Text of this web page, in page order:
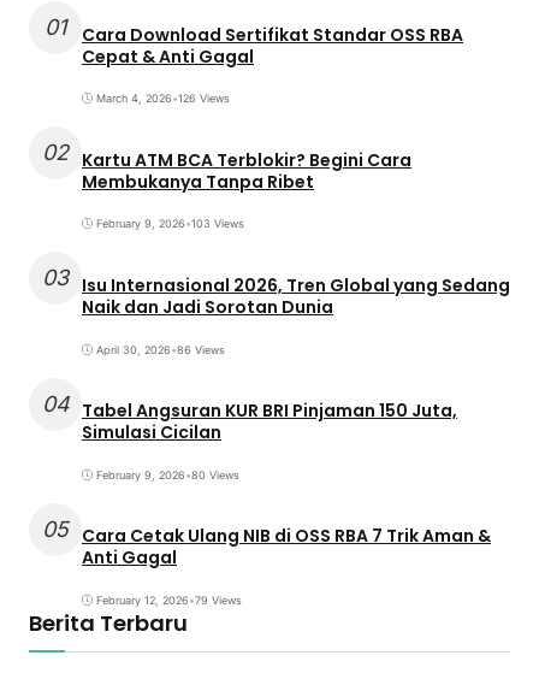
01
Cara Download Sertifikat Standar OSS RBA
Cepat & Anti Gagal
March 4, 2026•126 Views
02 Kartu ATM BCA Terblokir? Begini Cara
Membukanya Tanpa Ribet
February 9, 2026•103 Views
03 Isu Internasional 2026, Tren Global yang Sedang
Naik dan Jadi Sorotan Dunia
April 30, 2026•86 Views
04 Tabel Angsuran KUR BRI Pinjaman 150 Juta,
Simulasi Cicilan
February 9, 2026•80 Views
05 Cara Cetak Ulang NIB di OSS RBA 7 Trik Aman &
Anti Gagal
February 12, 2026•79 Views
Berita Terbaru